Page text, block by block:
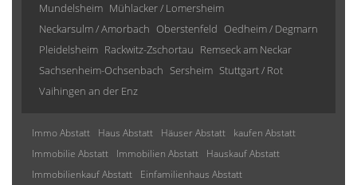
Mundelsheim Mühlacker / Lomersheim
Neckarsulm / Amorbach Oberstenfeld Oedheim / Degmarn
Pleidelsheim Rackwitz-Zschortau Remseck am Neckar
Sachsenheim-Ochsenbach Sersheim Stuttgart / Rot
Vaihingen an der Enz
Immo Abstatt Haus Abstatt Häuser Abstatt
kaufen Abstatt
Immobilie Abstatt
Immobilien Abstatt
Hauskauf Abstatt
Immobilienkauf Abstatt
Einfamilienhaus Abstatt